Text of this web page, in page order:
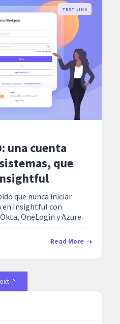
TEXT LINK
una cuenta
que
que nunca iniciar
en Insightful con
OneLogin y Azure.
Read More